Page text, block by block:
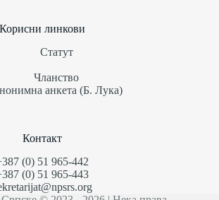
Корисни линкови
Статут
Чланство
анкета (Б. Лука)
Контакт
(0) 51 965-442
(0) 51 965-443